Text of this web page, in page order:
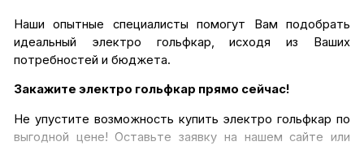
Наши опытные специалисты помогут Вам подобрать
идеальный электро гольфкар, исходя из Ваших
потребностей и бюджета.
Закажите электро гольфкар прямо сейчас!
Не упустите возможность купить электро гольфкар по
выгодной цене! Оставьте заявку на нашем сайте или